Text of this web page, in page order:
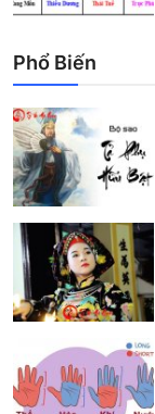
Phổ Biến